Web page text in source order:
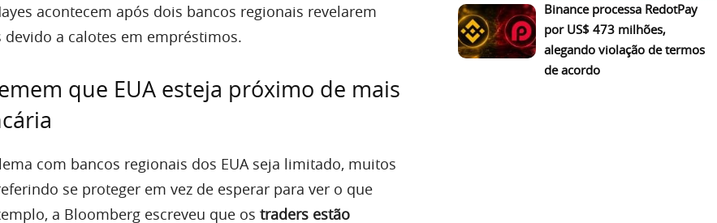
acontecem após dois bancos regionais revelarem
a calotes em empréstimos.
que EUA esteja próximo de mais
com bancos regionais dos EUA seja limitado, muitos
se proteger em vez de esperar para ver o que
a Bloomberg escreveu que os traders estão
Binance processa RedotPay
por US$ 473 milhões,
alegando violação de termos
de acordo